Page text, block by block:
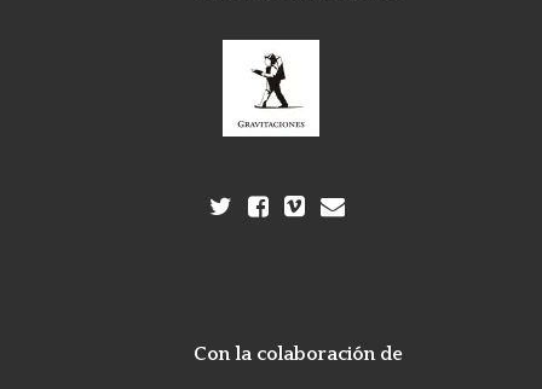
Con la colaboración de